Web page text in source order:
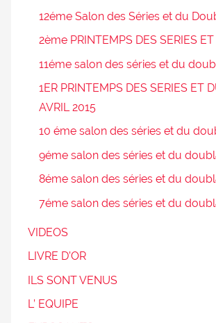
12éme Salon des Séries et du
2ème PRINTEMPS DES SERIES ET
11éme salon des séries et du
1ER PRINTEMPS DES SERIES ET
AVRIL 2015
10 éme salon des séries et du
9éme salon des séries et du
8éme salon des séries et du
7éme salon des séries et du
VIDEOS
LIVRE D’OR
ILS SONT VENUS
L’ EQUIPE